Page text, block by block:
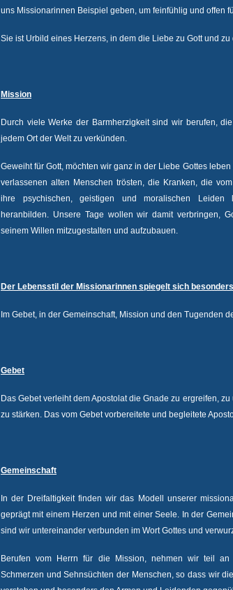
uns Missionarinnen Beispiel geben, um feinfühlig und offen
Sie ist Urbild eines Herzens, in dem die Liebe zu Gott und
Mission
Durch viele Werke der Barmherzigkeit sind wir berufen,
jedem Ort der Welt zu verkünden.
Geweiht für Gott, möchten wir ganz in der Liebe Gottes
verlassenen alten Menschen trösten, die Kranken, die
ihre psychischen, geistigen und moralischen Leiden
heranbilden. Unsere Tage wollen wir damit verbringen,
seinem Willen mitzugestalten und aufzubauen.
Der Lebensstil der Missionarinnen spiegelt sich
Im Gebet, in der Gemeinschaft, Mission und den Tugenden
Gebet
Das Gebet verleiht dem Apostolat die Gnade zu ergreifen,
zu stärken. Das vom Gebet vorbereitete und begleitete
Gemeinschaft
In der Dreifaltigkeit finden wir das Modell unserer
geprägt mit einem Herzen und mit einer Seele. In der
sind wir untereinander verbunden im Wort Gottes und
Berufen vom Herrn für die Mission, nehmen wir teil
Schmerzen und Sehnsüchten der Menschen, so dass wir